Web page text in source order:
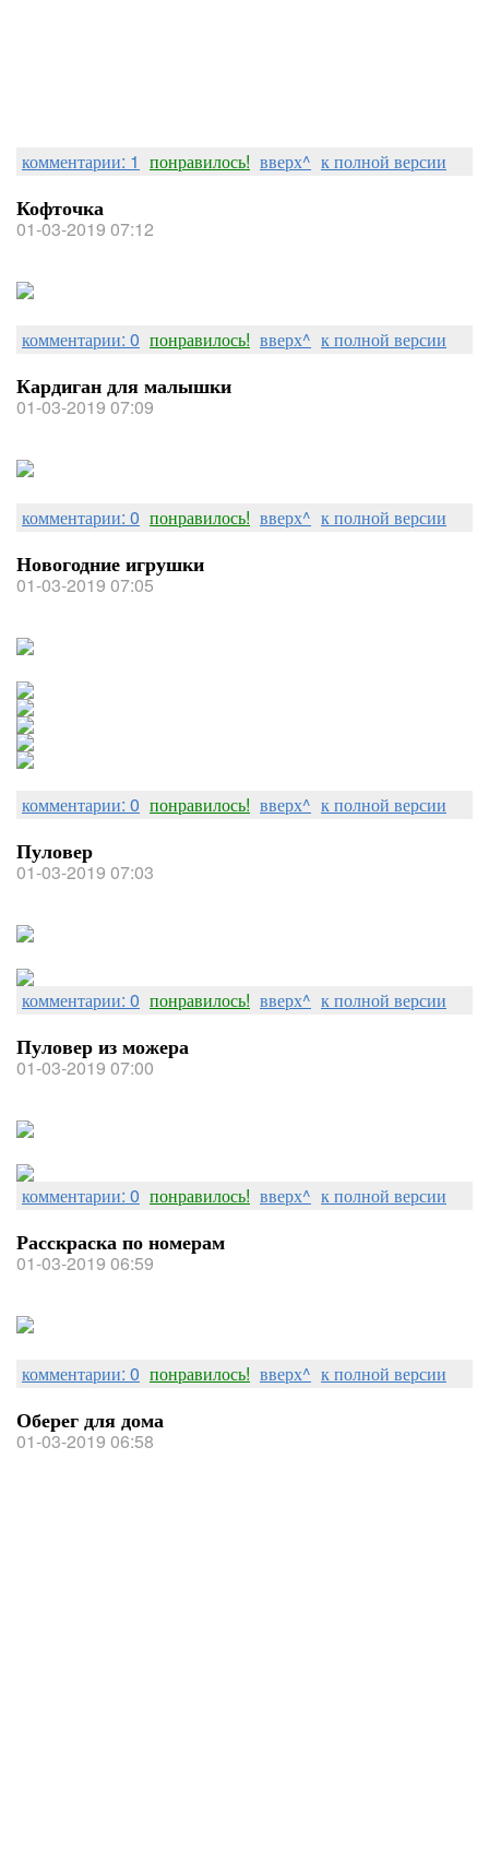
комментарии: 1 понравилось! вверх^ к полной версии
Кофточка
01-03-2019 07:12
комментарии: 0 понравилось! вверх^ к полной версии
Кардиган для малышки
01-03-2019 07:09
комментарии: 0 понравилось! вверх^ к полной версии
Новогодние игрушки
01-03-2019 07:05
комментарии: 0 понравилось! вверх^ к полной версии
Пуловер
01-03-2019 07:03
комментарии: 0 понравилось! вверх^ к полной версии
Пуловер из можера
01-03-2019 07:00
комментарии: 0 понравилось! вверх^ к полной версии
Расскраска по номерам
01-03-2019 06:59
комментарии: 0 понравилось! вверх^ к полной версии
Оберег для дома
01-03-2019 06:58